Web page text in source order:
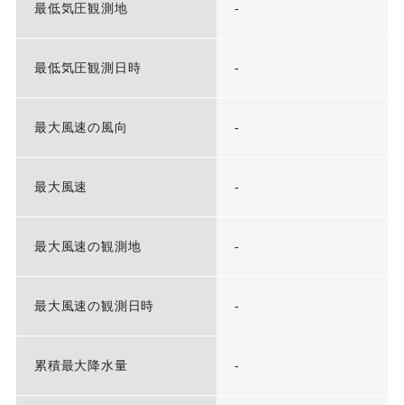
最低気圧観測地 -
最低気圧観測日時 -
最大風速の風向 -
最大風速 -
最大風速の観測地 -
最大風速の観測日時 -
累積最大降水量 -